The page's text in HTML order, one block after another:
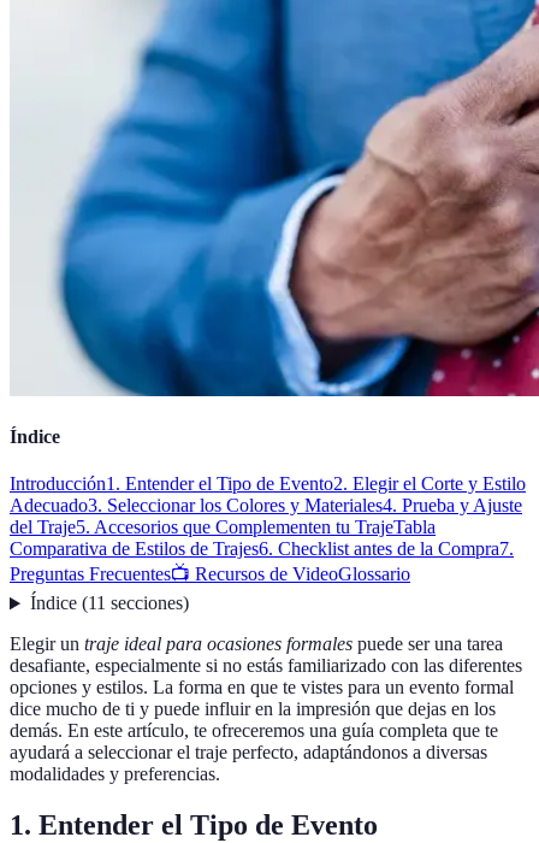
Índice
Introducción1. Entender el Tipo de Evento2. Elegir el Corte y Estilo
Adecuado3. Seleccionar los Colores y Materiales4. Prueba y Ajuste
del Traje5. Accesorios que Complementen tu TrajeTabla
Comparativa de Estilos de Trajes6. Checklist antes de la Compra7.
Preguntas Frecuentes📺 Recursos de VideoGlossario
Índice(11 secciones)
Elegir un traje ideal para ocasiones formales puede ser una tarea
desafiante, especialmente si no estás familiarizado con las diferentes
opciones y estilos. La forma en que te vistes para un evento formal
dice mucho de ti y puede influir en la impresión que dejas en los
demás. En este artículo, te ofreceremos una guía completa que te
ayudará a seleccionar el traje perfecto, adaptándonos a diversas
modalidades y preferencias.
1. Entender el Tipo de Evento